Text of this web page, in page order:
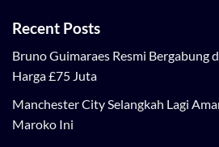
Recent Posts
Bruno Guimaraes Resmi Bergabung
Harga £75 Juta
Manchester City Selangkah Lagi
Maroko Ini